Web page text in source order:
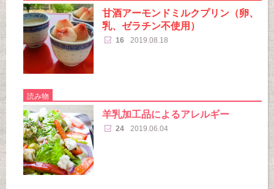
甘酒アーモンドミルクプリン（卵、
乳、ゼラチン不使用）
16 2019.08.18
読み物
羊乳加工品によるアレルギー
24 2019.06.04